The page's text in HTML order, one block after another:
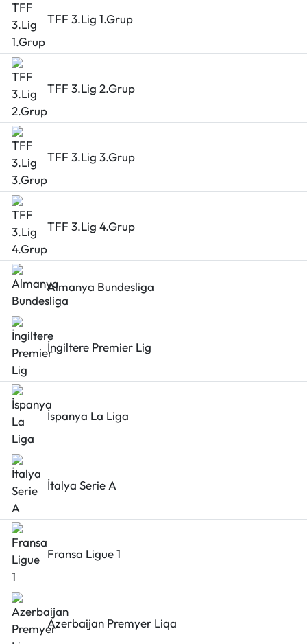
TFF 3.Lig 1.Grup
TFF 3.Lig 2.Grup
TFF 3.Lig 3.Grup
TFF 3.Lig 4.Grup
Almanya Bundesliga
İngiltere Premier Lig
İspanya La Liga
İtalya Serie A
Fransa Ligue 1
Azerbaijan Premyer Liqa